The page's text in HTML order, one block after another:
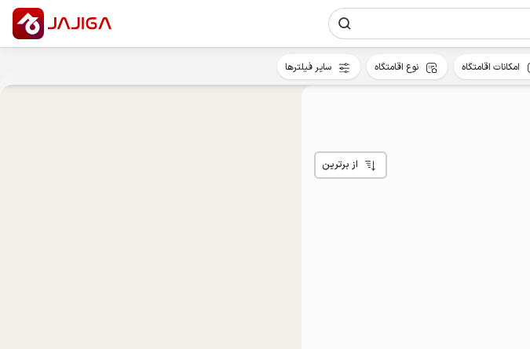
از برترین
امکانات اقامتگاه نوع اقامتگاه سایر فیلترها